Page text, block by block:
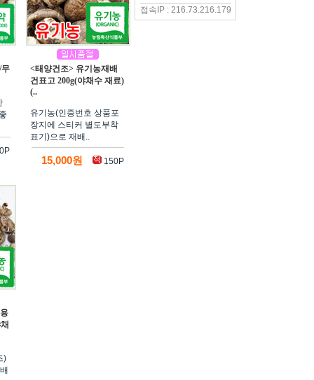
<태양건조> 유기농재배
건표고 200g(야채수 재료)
(..
유기농(인증번호 상품포
장지에 스티커 별도부착
표기)으로 재배..
15,000원 150P
)
접속IP : 216.73.216.179